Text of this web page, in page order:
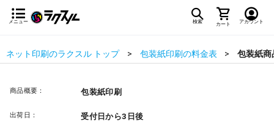
メニュー 検索 カート アカウント
ネット印刷のラクスル トップ 包装紙印刷の料金表 包装紙商
商品概要： 包装紙印刷
出荷日： 受付日から3日後